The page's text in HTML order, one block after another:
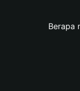
Berapa